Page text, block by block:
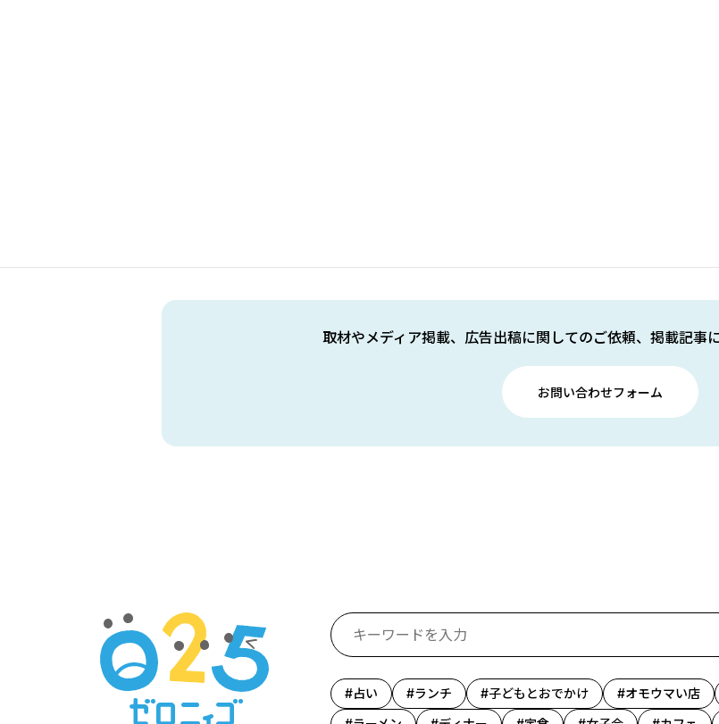
取材やメディア掲載、広告出稿に関してのご依頼、掲載記事
お問い合わせフォーム
占い ランチ 子どもとおでかけ オモウマい店